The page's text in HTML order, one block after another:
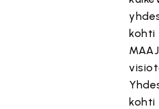
kohti
kohti